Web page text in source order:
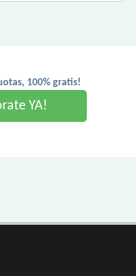
100% gratis!
YA!